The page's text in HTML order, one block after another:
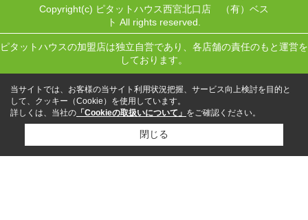
Copyright(c) ピタットハウス西宮北口店 （有）ベス
ト All rights reserved.
ピタットハウスの加盟店は独立自営であり、各店舗の責任のもと運営を
しております。
当サイトでは、お客様の当サイト利用状況把握、サービス向上検討を目的と
して、クッキー（Cookie）を使用しています。
詳しくは、当社の 「Cookieの取扱いについて」 をご確認ください。
閉じる